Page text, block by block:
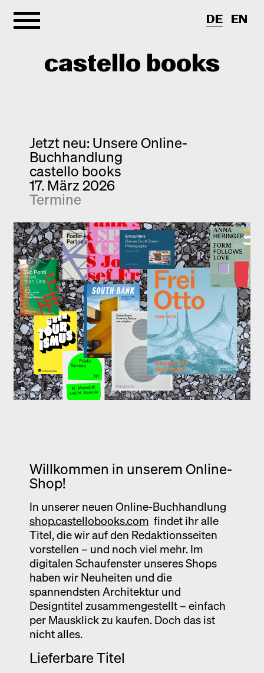
castello books
Kategorien
Interview
Kurznotizen
Neuerscheinungen
Monografien
Entdeckungen
Fotografie
Ausstellung
Venedig
Termine
Info
Newsletter
Kontakt
DE EN
Jetzt neu: Unsere Online-
Buchhandlung
castello books
17. März 2026
Termine
Willkommen in unserem Online-
Shop!
In unserer neuen Online-Buchhandlung
shop.castellobooks.com findet ihr alle
Titel, die wir auf den Redaktionsseiten
vorstellen – und noch viel mehr. Im
digitalen Schaufenster unseres Shops
haben wir Neuheiten und die
spannendsten Architektur und
Designtitel zusammengestellt – einfach
per Mausklick zu kaufen. Doch das ist
nicht alles.
Lieferbare Titel